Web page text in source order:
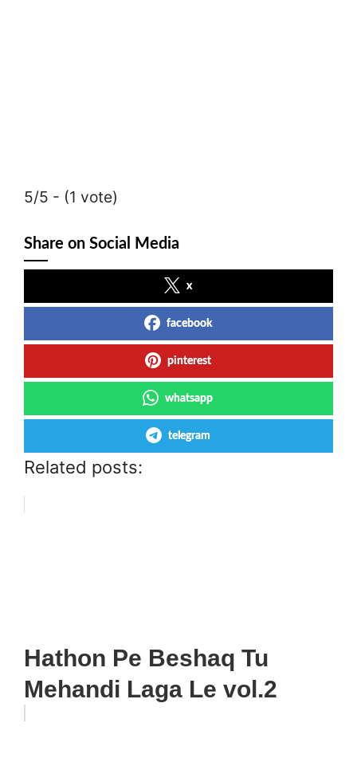
5/5 - (1 vote)
Share on Social Media
x
facebook
pinterest
whatsapp
telegram
Related posts:
Hathon Pe Beshaq Tu
Mehandi Laga Le vol.2